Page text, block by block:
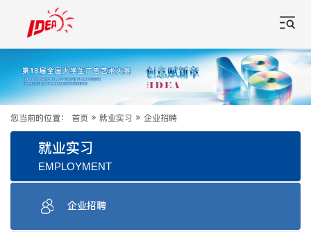
您当前的位置： 首页 » 就业实习 » 企业招聘
就业实习
EMPLOYMENT
企业招聘